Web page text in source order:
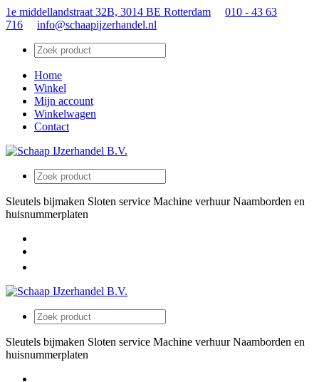
1e middellandstraat 32B, 3014 BE Rotterdam
010 - 43 63
716
info@schaapijzerhandel.nl
Home
Winkel
Mijn account
Winkelwagen
Contact
Sleutels bijmaken Sloten service Machine verhuur Naamborden en
huisnummerplaten
Sleutels bijmaken Sloten service Machine verhuur Naamborden en
huisnummerplaten